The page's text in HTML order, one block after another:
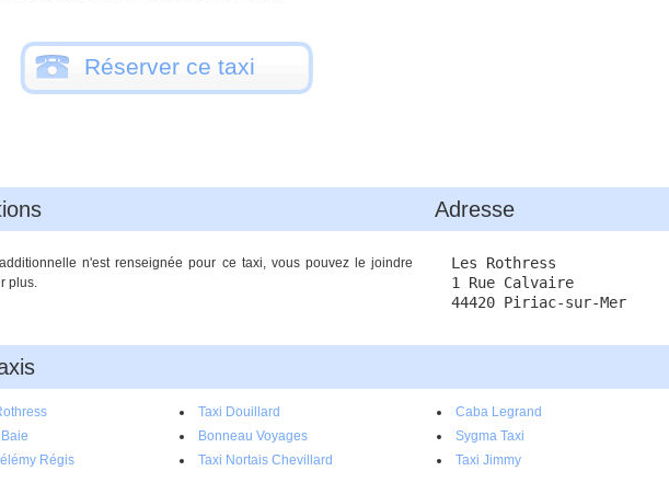
Réserver ce taxi
n'est renseignée pour ce taxi, vous pouvez le joindre
plus.
Adresse
Les Rothress
1 Rue Calvaire
44420 Piriac-sur-Mer
Taxi Douillard
Caba Legrand
Bonneau Voyages
Sygma Taxi
Régis
Taxi Nortais Chevillard Taxi Jimmy